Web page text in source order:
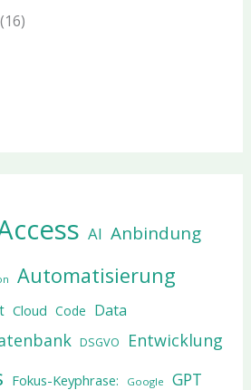
(16)
AI Anbindung
Automatisierung
Cloud Code Data
DSGVO Entwicklung
Fokus-Keyphrase: Google GPT